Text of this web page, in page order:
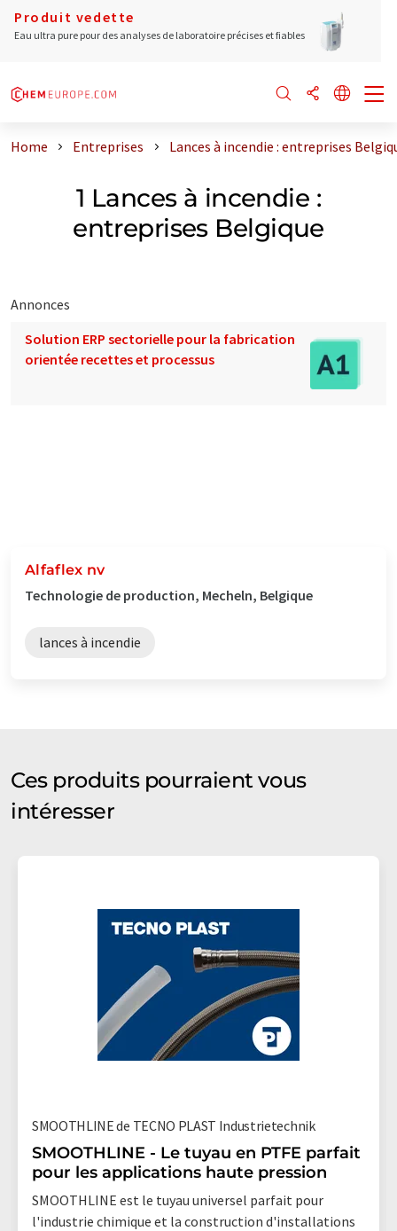
Produit vedette
Eau ultra pure pour des analyses de laboratoire précises et fiables
Home Entreprises Lances à incendie : entreprises
1 Lances à incendie :
entreprises Belgique
Annonces
Solution ERP sectorielle pour la fabrication
orientée recettes et processus
Alfaflex nv
Technologie de production, Mecheln, Belgique
lances à incendie
Ces produits pourraient vous
intéresser
SMOOTHLINE de TECNO PLAST Industrietechnik
SMOOTHLINE - Le tuyau en PTFE parfait
pour les applications haute pression
SMOOTHLINE est le tuyau universel parfait pour
l'industrie chimique et la construction d'installations